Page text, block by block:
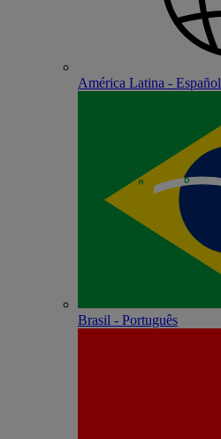
América Latina - Español
Brasil - Português